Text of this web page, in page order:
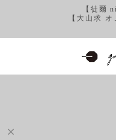
【徒爾
【大山求